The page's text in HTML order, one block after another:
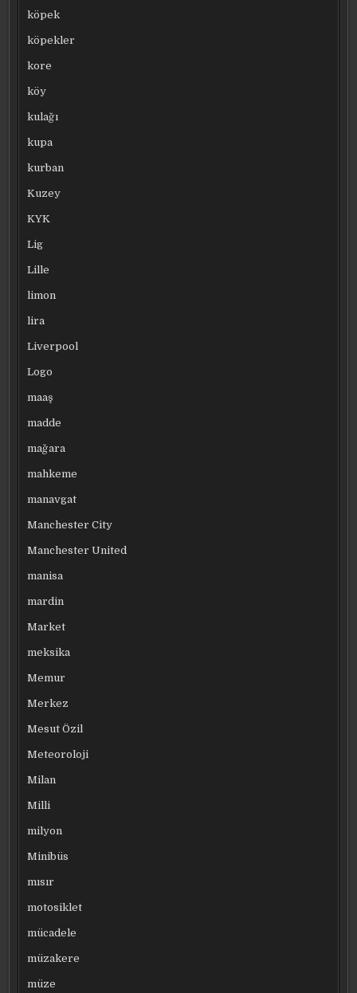
köpek
köpekler
kore
köy
kulağı
kupa
kurban
Kuzey
KYK
Lig
Lille
limon
lira
Liverpool
Logo
maaş
madde
mağara
mahkeme
manavgat
Manchester City
Manchester United
manisa
mardin
Market
meksika
Memur
Merkez
Mesut Özil
Meteoroloji
Milan
Milli
milyon
Minibüs
mısır
motosiklet
mücadele
müzakere
müze